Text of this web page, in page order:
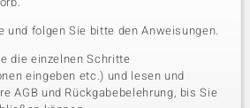
und folgen Sie bitte den Anweisungen.
die einzelnen Schritte
eingeben etc.) und lesen und
AGB und Rückgabebelehrung, bis Sie